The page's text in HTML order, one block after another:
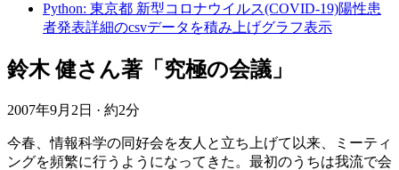
Python: 東京都 新型コロナウイルス(COVID-19)陽性患
者発表詳細のcsvデータを積み上げグラフ表示
鈴木 健さん著「究極の会議」
2007年9月2日 · 約2分
今春、情報科学の同好会を友人と立ち上げて以来、ミーティ
ングを頻繁に行うようになってきた。最初のうちは我流で会